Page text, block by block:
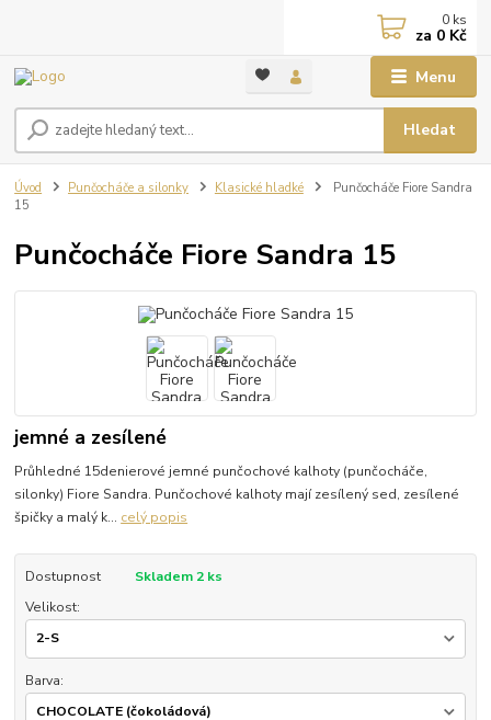
Menu
Hledat
0 ks
za 0 Kč
Úvod Punčocháče a silonky Klasické hladké
Punčocháče Fiore Sandra
15
Punčocháče Fiore Sandra 15
jemné a zesílené
Průhledné 15denierové jemné punčochové kalhoty (punčocháče,
silonky) Fiore Sandra. Punčochové kalhoty mají zesílený sed, zesílené
špičky a malý k... celý popis
Dostupnost
Skladem 2 ks
Velikost:
Barva: